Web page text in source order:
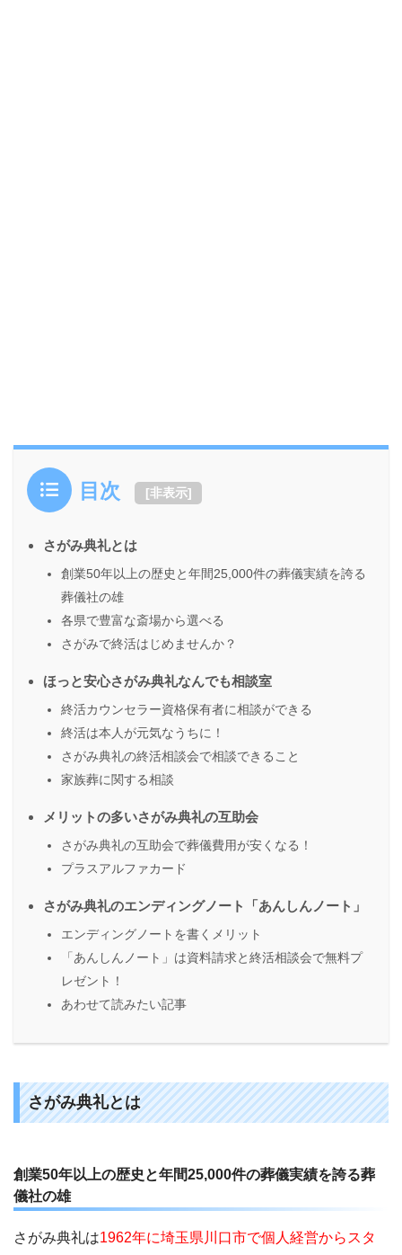
目次 [非表示]
さがみ典礼とは
創業50年以上の歴史と年間25,000件の葬儀実績を誇る
葬儀社の雄
各県で豊富な斎場から選べる
さがみで終活はじめませんか？
ほっと安心さがみ典礼なんでも相談室
終活カウンセラー資格保有者に相談ができる
終活は本人が元気なうちに！
さがみ典礼の終活相談会で相談できること
家族葬に関する相談
メリットの多いさがみ典礼の互助会
さがみ典礼の互助会で葬儀費用が安くなる！
プラスアルファカード
さがみ典礼のエンディングノート「あんしんノート」
エンディングノートを書くメリット
「あんしんノート」は資料請求と終活相談会で無料プ
レゼント！
あわせて読みたい記事
さがみ典礼とは
創業50年以上の歴史と年間25,000件の葬儀実績を誇る葬
儀社の雄
さがみ典礼は1962年に埼玉県川口市で個人経営からスタ